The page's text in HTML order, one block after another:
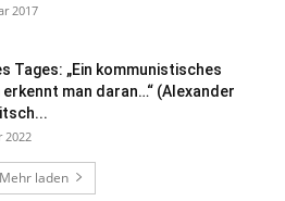
2017
Tages: „Ein kommunistisches
man daran…“ (Alexander
2022
Mehr laden